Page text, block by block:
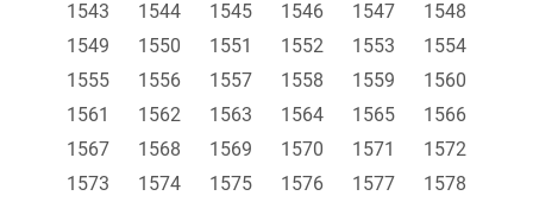
1543
1544 1545 1546 1547
1548
1549
1550 1551 1552 1553
1554
1555
1556 1557 1558 1559
1560
1561
1562 1563 1564 1565
1566
1567
1568 1569 1570 1571
1572
1573
1574 1575 1576 1577
1578